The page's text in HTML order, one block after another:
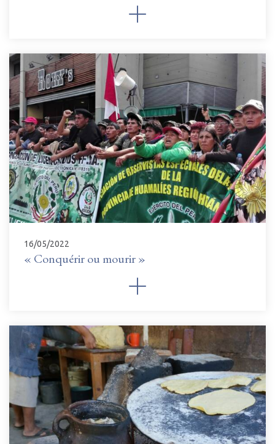
16/05/2022
« Conquérir ou mourir »